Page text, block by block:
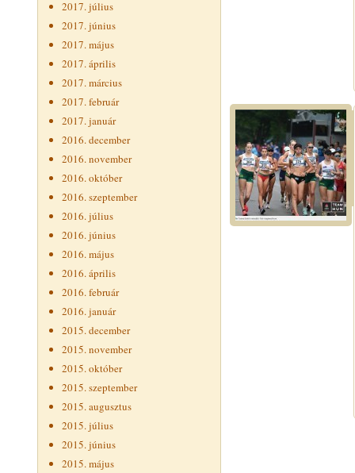
2017. július
2017. június
2017. május
2017. április
2017. március
2017. február
2017. január
2016. december
2016. november
2016. október
2016. szeptember
2016. július
2016. június
2016. május
2016. április
2016. február
2016. január
2015. december
2015. november
2015. október
2015. szeptember
2015. augusztus
2015. július
2015. június
2015. május